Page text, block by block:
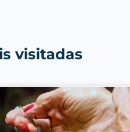
visitadas